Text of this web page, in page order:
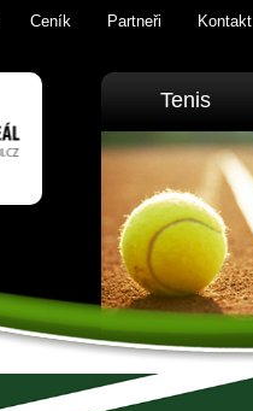
Ceník Partneři Kontakt
Tenis